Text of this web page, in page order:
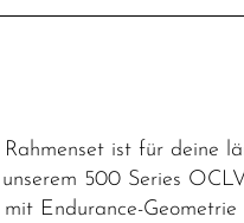
ist für deine
500 Series
mit Endurance-